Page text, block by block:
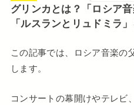
グリンカとは？「ロシア
「ルスランとリュドミラ
この記事では、ロシア音楽の
します。
コンサートの幕開けやテレビ